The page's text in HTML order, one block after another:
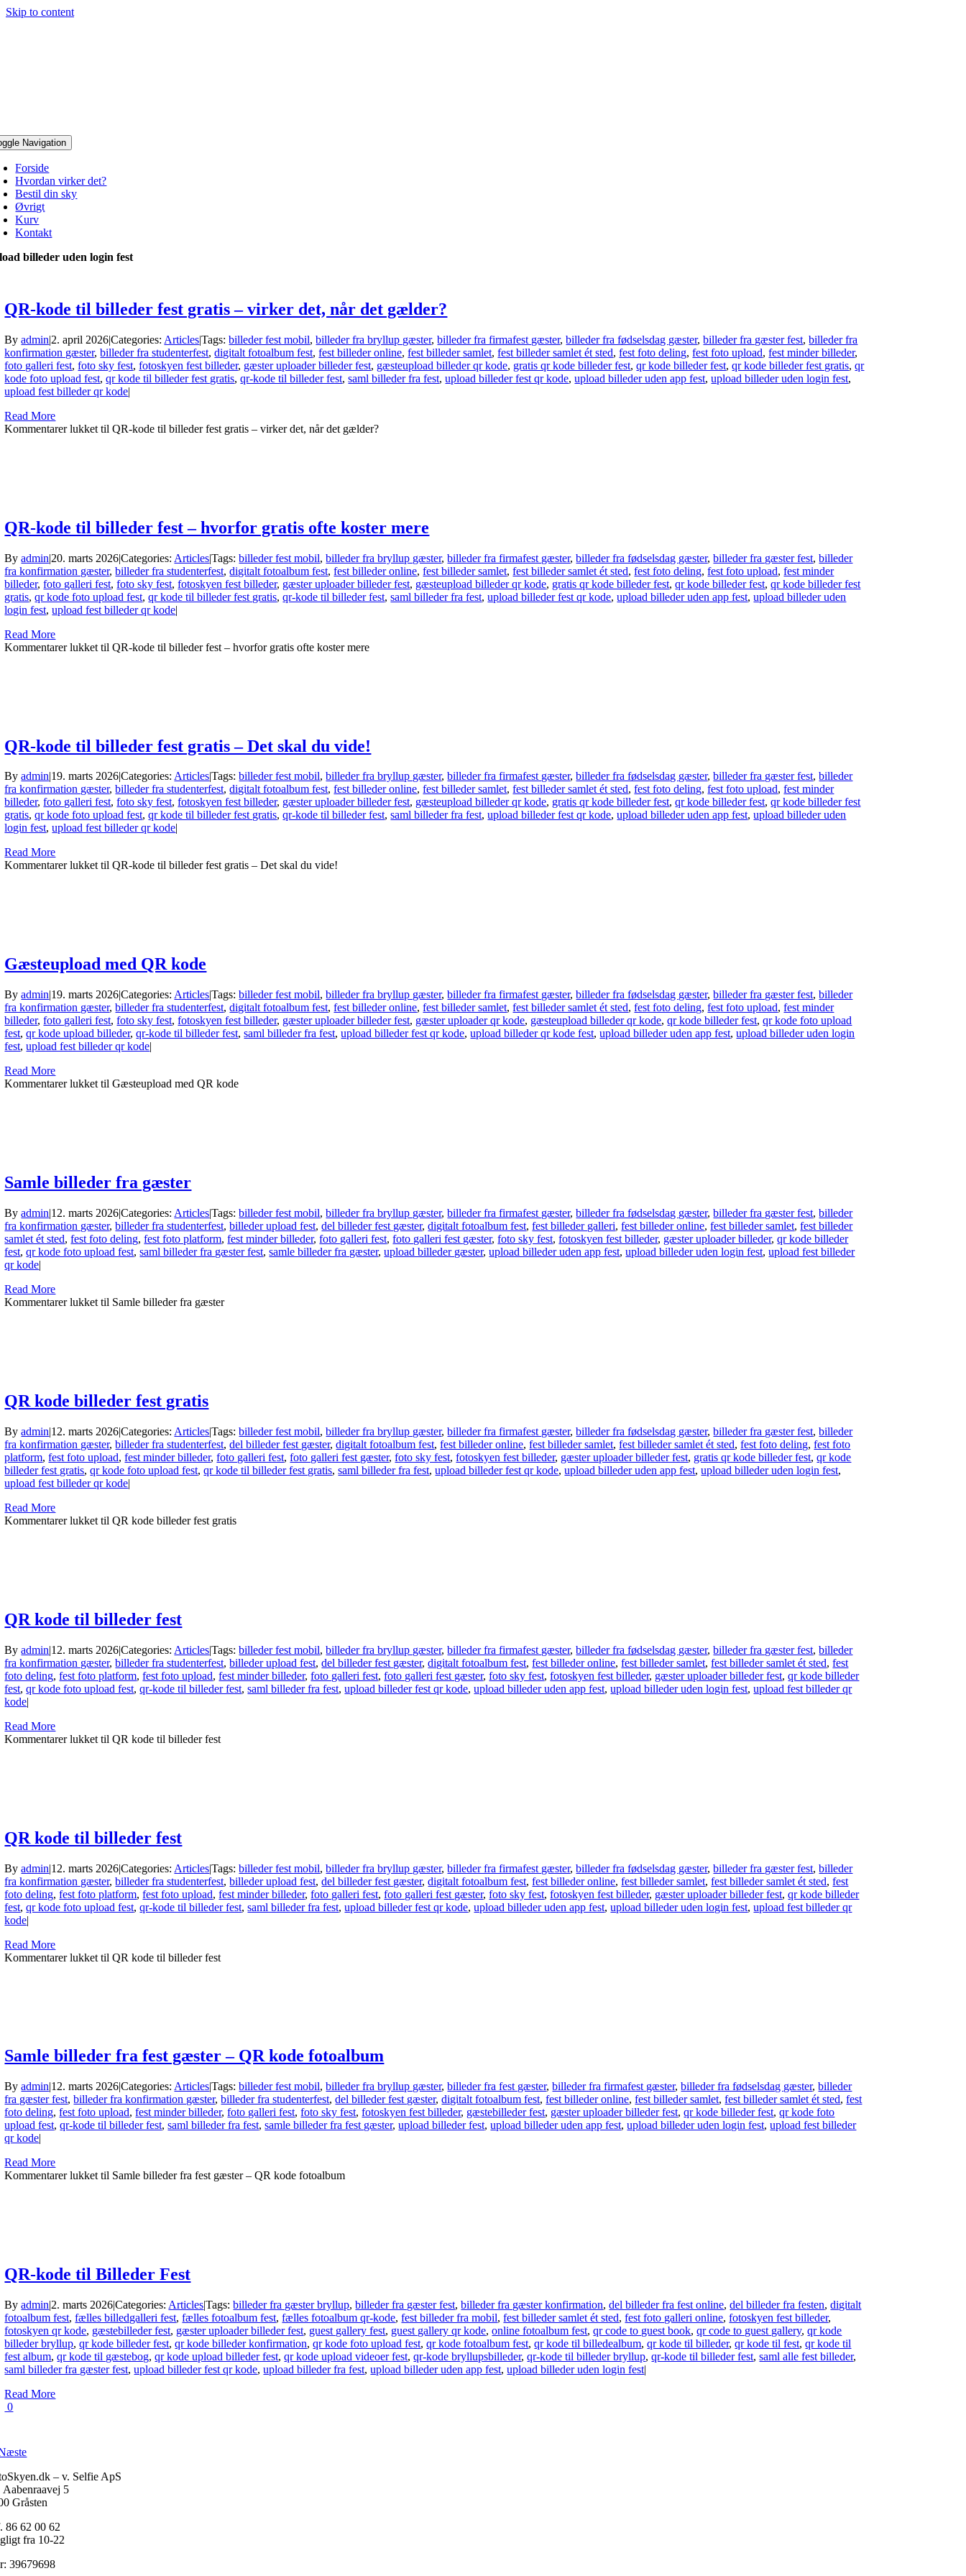
Skip to content
Navigation
Forside
Hvordan virker det?
Bestil din sky
Øvrigt
Kurv
Kontakt
billeder uden login fest
QR-kode til billeder fest gratis – virker det, når det gælder?
Byadmin|2. april 2026|Categories: Articles|Tags:billeder fest mobil,billeder fra bryllup gæster,billeder fra firmafest gæster,billeder fra fødselsdag gæster,billeder fra gæster fest,billeder fra
konfirmation gæster,billeder fra studenterfest,digitalt fotoalbum fest,fest billeder online,fest billeder samlet,fest billeder samlet ét sted,fest foto deling,fest foto upload,fest minder billeder,
foto galleri fest,foto sky fest,fotoskyen fest billeder, gæster uploader billeder fest, gæsteupload billeder qr kode, gratis qr kode billeder fest,qr kode billeder fest,qr kode billeder fest gratis,qr
kode foto upload fest,qr kode til billeder fest gratis,qr-kode til billeder fest,saml billeder fra fest,upload billeder fest qr kode,upload billeder uden app fest,upload billeder uden login fest,
upload fest billeder qr kode|
Read More
Kommentarer lukket til QR-kode til billeder fest gratis – virker det, når det gælder?
QR-kode til billeder fest – hvorfor gratis ofte koster mere
Byadmin|20. marts 2026|Categories: Articles|Tags:billeder fest mobil,billeder fra bryllup gæster,billeder fra firmafest gæster,billeder fra fødselsdag gæster,billeder fra gæster fest,billeder
fra konfirmation gæster,billeder fra studenterfest,digitalt fotoalbum fest,fest billeder online,fest billeder samlet,fest billeder samlet ét sted,fest foto deling,fest foto upload,fest minder
billeder,foto galleri fest,foto sky fest,fotoskyen fest billeder, gæster uploader billeder fest, gæsteupload billeder qr kode, gratis qr kode billeder fest,qr kode billeder fest,qr kode billeder fest
gratis,qr kode foto upload fest,qr kode til billeder fest gratis,qr-kode til billeder fest,saml billeder fra fest,upload billeder fest qr kode,upload billeder uden app fest,upload billeder uden
login fest,upload fest billeder qr kode|
Read More
Kommentarer lukket til QR-kode til billeder fest – hvorfor gratis ofte koster mere
QR-kode til billeder fest gratis – Det skal du vide!
Byadmin|19. marts 2026|Categories:Articles|Tags:billeder fest mobil,billeder fra bryllup gæster,billeder fra firmafest gæster,billeder fra fødselsdag gæster,billeder fra gæster fest,billeder
fra konfirmation gæster,billeder fra studenterfest,digitalt fotoalbum fest,fest billeder online,fest billeder samlet,fest billeder samlet ét sted,fest foto deling,fest foto upload,fest minder
billeder,foto galleri fest,foto sky fest,fotoskyen fest billeder, gæster uploader billeder fest, gæsteupload billeder qr kode, gratis qr kode billeder fest,qr kode billeder fest,qr kode billeder fest
gratis,qr kode foto upload fest,qr kode til billeder fest gratis,qr-kode til billeder fest,saml billeder fra fest,upload billeder fest qr kode,upload billeder uden app fest,upload billeder uden
login fest,upload fest billeder qr kode|
Read More
Kommentarer lukkettil QR-kode til billeder fest gratis – Det skal du vide!
Gæsteupload med QR kode
Byadmin|19. marts 2026|Categories: Articles|Tags:billeder fest mobil,billeder fra bryllup gæster,billeder fra firmafest gæster,billeder fra fødselsdag gæster,billeder fra gæster fest,billeder
fra konfirmation gæster,billeder fra studenterfest,digitalt fotoalbum fest,fest billeder online,fest billeder samlet,fest billeder samlet ét sted,fest foto deling,fest foto upload,fest minder
billeder,foto galleri fest,foto sky fest,fotoskyen fest billeder, gæster uploader billeder fest, gæster uploader qr kode, gæsteupload billeder qr kode,qr kode billeder fest,qr kode foto upload
fest,qr kode upload billeder,qr-kode til billeder fest,saml billeder fra fest,upload billeder fest qr kode,upload billeder qr kode fest,upload billeder uden app fest,upload billeder uden login
fest,upload fest billeder qr kode|
Read More
Kommentarer lukket til Gæsteupload med QR kode
Samle billeder fra gæster
Byadmin|12. marts 2026|Categories: Articles|Tags:billeder fest mobil,billeder fra bryllup gæster,billeder fra firmafest gæster,billeder fra fødselsdag gæster,billeder fra gæster fest,billeder
fra konfirmation gæster,billeder fra studenterfest,billeder upload fest,del billeder fest gæster,digitalt fotoalbum fest,fest billeder galleri,fest billeder online,fest billeder samlet,fest billeder
samlet ét sted,fest foto deling,fest foto platform,fest minder billeder,foto galleri fest,foto galleri fest gæster,foto sky fest,fotoskyen fest billeder, gæster uploader billeder,qr kode billeder
fest,qr kode foto upload fest,saml billeder fra gæster fest,samle billeder fra gæster,upload billeder gæster,upload billeder uden app fest,upload billeder uden login fest,upload fest billeder
qr kode|
Read More
Kommentarer lukket til Samle billeder fra gæster
QR kode billeder fest gratis
Byadmin|12. marts 2026|Categories: Articles|Tags:billeder fest mobil,billeder fra bryllup gæster,billeder fra firmafest gæster,billeder fra fødselsdag gæster,billeder fra gæster fest,billeder
fra konfirmation gæster,billeder fra studenterfest,del billeder fest gæster,digitalt fotoalbum fest,fest billeder online,fest billeder samlet,fest billeder samlet ét sted,fest foto deling,fest foto
platform,fest foto upload,fest minder billeder,foto galleri fest,foto galleri fest gæster,foto sky fest,fotoskyen fest billeder, gæster uploader billeder fest, gratis qr kode billeder fest,qr kode
billeder fest gratis,qr kode foto upload fest,qr kode til billeder fest gratis,saml billeder fra fest,upload billeder fest qr kode,upload billeder uden app fest,upload billeder uden login fest,
upload fest billeder qr kode|
Read More
Kommentarer lukket til QR kode billeder fest gratis
QR kode til billeder fest
Byadmin|12. marts 2026|Categories: Articles|Tags:billeder fest mobil,billeder fra bryllup gæster,billeder fra firmafest gæster,billeder fra fødselsdag gæster,billeder fra gæster fest,billeder
fra konfirmation gæster,billeder fra studenterfest,billeder upload fest,del billeder fest gæster,digitalt fotoalbum fest,fest billeder online,fest billeder samlet,fest billeder samlet ét sted,fest
foto deling,fest foto platform,fest foto upload,fest minder billeder,foto galleri fest,foto galleri fest gæster,foto sky fest,fotoskyen fest billeder, gæster uploader billeder fest,qr kode billeder
fest,qr kode foto upload fest,qr-kode til billeder fest,saml billeder fra fest,upload billeder fest qr kode,upload billeder uden app fest,upload billeder uden login fest,upload fest billeder qr
kode|
Read More
Kommentarer lukket til QR kode til billeder fest
QR kode til billeder fest
Byadmin|12. marts 2026|Categories: Articles|Tags:billeder fest mobil,billeder fra bryllup gæster,billeder fra firmafest gæster,billeder fra fødselsdag gæster,billeder fra gæster fest,billeder
fra konfirmation gæster,billeder fra studenterfest,billeder upload fest,del billeder fest gæster,digitalt fotoalbum fest,fest billeder online,fest billeder samlet,fest billeder samlet ét sted,fest
foto deling,fest foto platform,fest foto upload,fest minder billeder,foto galleri fest,foto galleri fest gæster,foto sky fest,fotoskyen fest billeder, gæster uploader billeder fest,qr kode billeder
fest,qr kode foto upload fest,qr-kode til billeder fest,saml billeder fra fest,upload billeder fest qr kode,upload billeder uden app fest,upload billeder uden login fest,upload fest billeder qr
kode|
Read More
Kommentarer lukket til QR kode til billeder fest
Samle billeder fra fest gæster – QR kode fotoalbum
Byadmin|12. marts 2026|Categories: Articles|Tags:billeder fest mobil,billeder fra bryllup gæster,billeder fra fest gæster,billeder fra firmafest gæster,billeder fra fødselsdag gæster,billeder
fra gæster fest,billeder fra konfirmation gæster,billeder fra studenterfest,del billeder fest gæster,digitalt fotoalbum fest,fest billeder online,fest billeder samlet,fest billeder samlet ét sted,fest
foto deling,fest foto upload,fest minder billeder,foto galleri fest,foto sky fest,fotoskyen fest billeder, gæstebilleder fest, gæster uploader billeder fest,qr kode billeder fest,qr kode foto
upload fest,qr-kode til billeder fest,saml billeder fra fest,samle billeder fra fest gæster,upload billeder fest,upload billeder uden app fest,upload billeder uden login fest,upload fest billeder
qr kode|
Read More
Kommentarer lukket til Samle billeder fra fest gæster – QR kode fotoalbum
QR-kode til Billeder Fest
Byadmin|2. marts 2026|Categories: Articles|Tags:billeder fra gæster bryllup,billeder fra gæster fest,billeder fra gæster konfirmation,del billeder fra fest online,del billeder fra festen,digitalt
fotoalbum fest,fælles billedgalleri fest,fælles fotoalbum fest,fælles fotoalbum qr-kode,fest billeder fra mobil,fest billeder samlet ét sted,fest foto galleri online,fotoskyen fest billeder,
fotoskyen qr kode, gæstebilleder fest, gæster uploader billeder fest, guest gallery fest, guest gallery qr kode,online fotoalbum fest,qr code to guest book,qr code to guest gallery,qr kode
billeder bryllup,qr kode billeder fest,qr kode billeder konfirmation,qr kode foto upload fest,qr kode fotoalbum fest,qr kode til billedealbum,qr kode til billeder,qr kode til fest,qr kode til
fest album,qr kode til gæstebog,qr kode upload billeder fest,qr kode upload videoer fest,qr-kode bryllupsbilleder,qr-kode til billeder bryllup,qr-kode til billeder fest,saml alle fest billeder,
saml billeder fra gæster fest,upload billeder fest qr kode,upload billeder fra fest,upload billeder uden app fest,upload billeder uden login fest|
Read More
0
– v. Selfie ApS
Aabenraavej 5
Gråsten
86 62 00 62
fra 10-22
39679698